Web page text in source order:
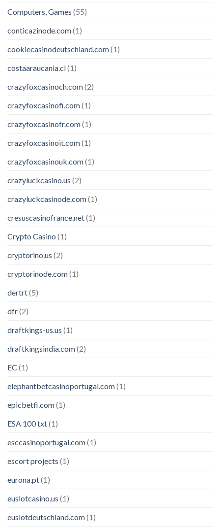
Computers, Games (55)
conticazinode.com(1)
cookiecasinodeutschland.com(1)
costaaraucania.cl(1)
crazyfoxcasinoch.com(2)
crazyfoxcasinofi.com(1)
crazyfoxcasinofr.com(1)
crazyfoxcasinoit.com(1)
crazyfoxcasinouk.com(1)
crazyluckcasino.us (2)
crazyluckcasinode.com(1)
cresuscasinofrance.net(1)
Crypto Casino (1)
cryptorino.us (2)
cryptorinode.com(1)
dertrt(5)
dfr(2)
draftkings-us.us (1)
draftkingsindia.com(2)
EC (1)
elephantbetcasinoportugal.com(1)
epicbetfi.com(1)
ESA 100 txt(1)
esccasinoportugal.com(1)
escort projects (1)
eurona.pt(1)
euslotcasino.us (1)
euslotdeutschland.com(1)